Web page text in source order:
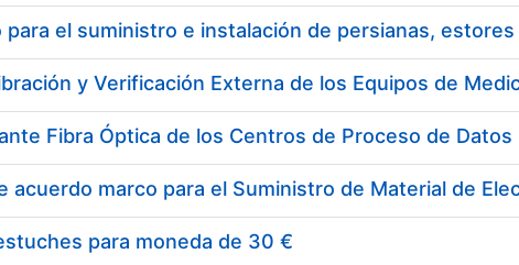
para el suministro e instalación de persianas,
para moneda de 30 €